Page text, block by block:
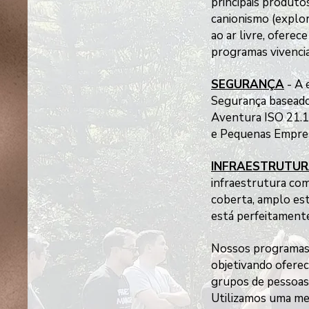
canionismo
ao ar livre,
programas
SEGURANÇA - A
Segurança
Aventura ISO
e Pequenas
infraestrutura
coberta, amplo
está
Nossos
objetivando
grupos de
Utilizamos uma